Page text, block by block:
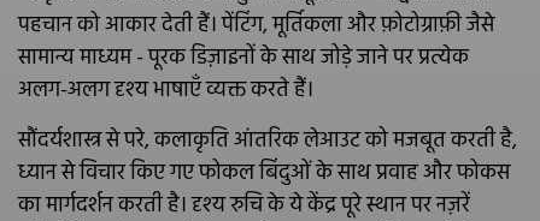
पहचान को आकार देती हैं। पेंटिंग, मूर्तिकला और फ़ोटोग्राफ़ी जैसे
सामान्य माध्यम - पूरक डिज़ाइनों के साथ जोड़े जाने पर प्रत्येक
अलग-अलग दृश्य भाषाएँ व्यक्त करते हैं।
सौंदर्यशास्त्र से परे, कलाकृति आंतरिक लेआउट को मजबूत करती है,
ध्यान से विचार किए गए फोकल बिंदुओं के साथ प्रवाह और फोकस
का मार्गदर्शन करती है। दृश्य रुचि के ये केंद्र पूरे स्थान पर नज़रें